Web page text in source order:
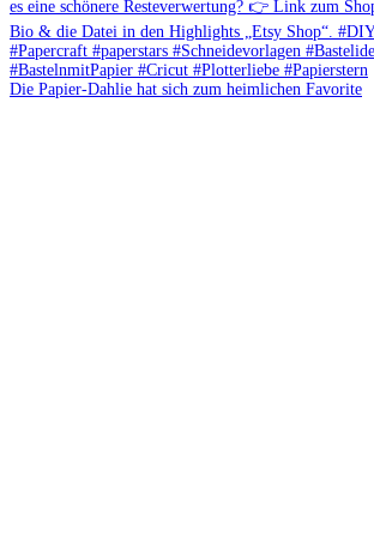
Die Papier-Dahlie hat sich zum heimlichen Favorite